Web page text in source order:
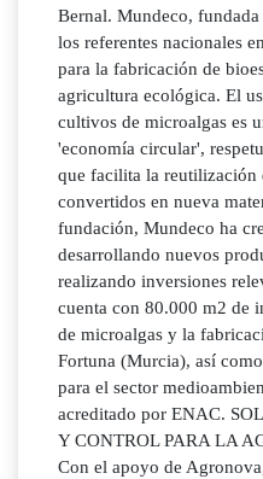
Bernal. Mundeco, fundada
los referentes nacionales
para la fabricación de
agricultura ecológica. El
cultivos de microalgas es
'economía circular',
que facilita la reutilización
convertidos en nueva
fundación, Mundeco ha
desarrollando nuevos
realizando inversiones
cuenta con 80.000 m2 de
de microalgas y la
Fortuna (Murcia), así
para el sector
acreditado por ENAC.
Y CONTROL PARA LA
Con el apoyo de